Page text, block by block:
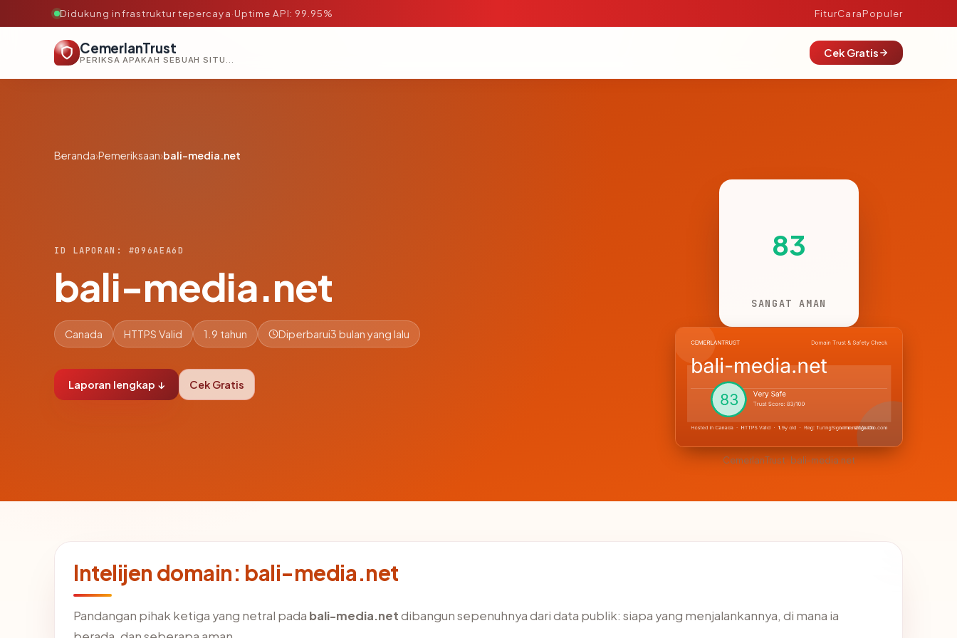
Didukung infrastruktur tepercaya·Uptime API: 99.95% FiturCaraPopuler
CemerlanTrust
PERIKSA APAKAH SEBUAH SITUS AMAN, TEPERCAYA, DAN TERVERIFIKASI DALAM HITUNGAN DETIK.
Cek Gratis
Beranda›Pemeriksaan›bali-media.net
ID LAPORAN: #096AEA6D
bali-media.net
Canada HTTPS Valid 1.9 tahun Diperbarui3 bulan yang lalu
Laporan lengkap ↓ Cek Gratis
83
SANGAT AMAN
CemerlanTrust · bali-media.net
Intelijen domain: bali-media.net
Pandangan pihak ketiga yang netral pada bali-media.netdibangun sepenuhnya dari data publik: siapa yang menjalankannya, di mana ia